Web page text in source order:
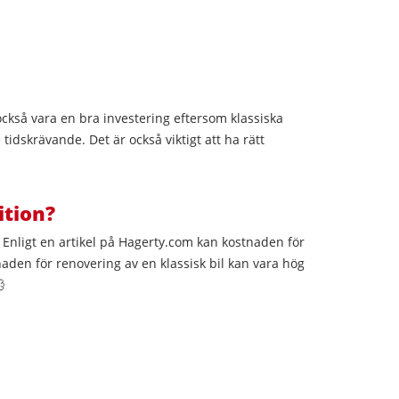
vara en bra investering eftersom klassiska
Det är också viktigt att ha rätt
en artikel på Hagerty.com kan kostnaden för
för renovering av en klassisk bil kan vara hög